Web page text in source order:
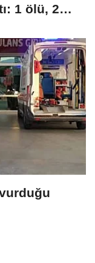
1 ölü, 2